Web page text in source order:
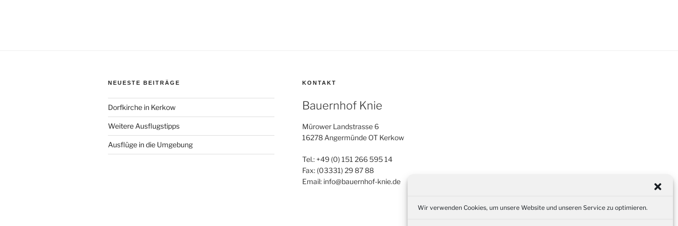
Wir verwenden Cookies, um unsere Website und unseren Service zu optimieren.
NEUESTE BEITRÄGE
Dorfkirche in Kerkow
Weitere Ausflugstipps
Ausflüge in die Umgebung
KONTAKT
Bauernhof Knie
Mürower Landstrasse 6
16278 Angermünde OT Kerkow
Tel.: +49 (0) 151 266 595 14
Fax: (03331) 29 87 88
Email: info@bauernhof-knie.de